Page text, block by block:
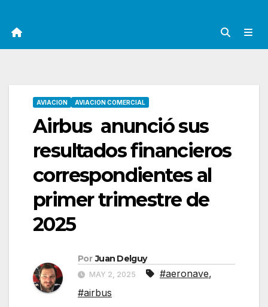
AVIACION AVIACION COMERCIAL
Airbus anunció sus
resultados financieros
correspondientes al
primer trimestre de
2025
Por Juan Delguy
MAY 2, 2025 #aeronave,
#airbus